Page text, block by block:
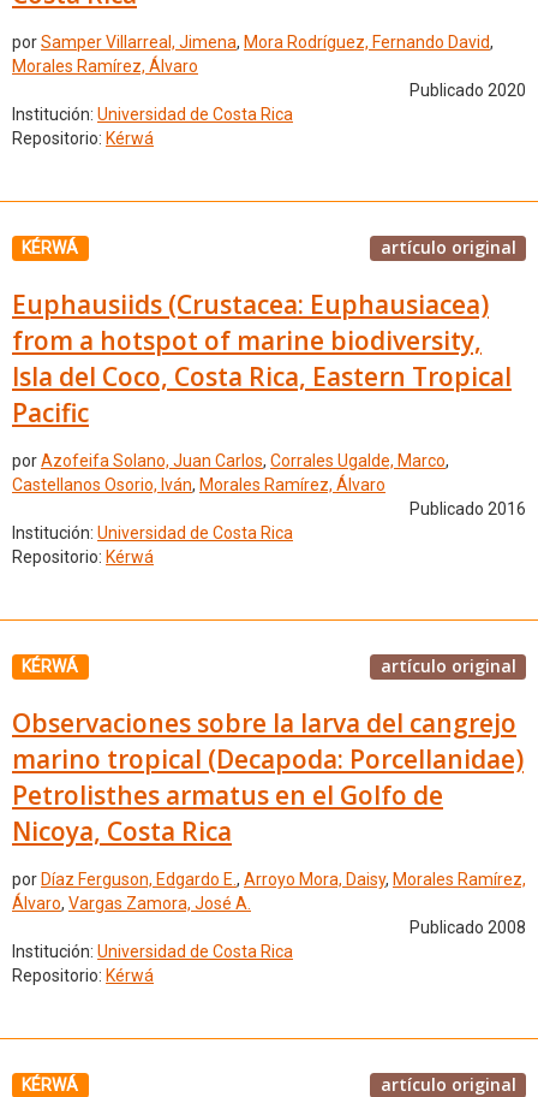
porSamper Villarreal, Jimena, Mora Rodríguez, Fernando David,
Morales Ramírez, Álvaro
Publicado 2020
Institución: Universidad de Costa Rica
Repositorio: Kérwá
KÉRWÁ artículo original
Euphausiids (Crustacea: Euphausiacea)
from a hotspot of marine biodiversity,
Isla del Coco, Costa Rica, Eastern Tropical
Pacific
porAzofeifa Solano, Juan Carlos, Corrales Ugalde, Marco,
Castellanos Osorio, Iván, Morales Ramírez, Álvaro
Publicado 2016
Institución: Universidad de Costa Rica
Repositorio: Kérwá
KÉRWÁ artículo original
Observaciones sobre la larva del cangrejo
marino tropical (Decapoda: Porcellanidae)
Petrolisthes armatus en el Golfo de
Nicoya, Costa Rica
por Díaz Ferguson, Edgardo E., Arroyo Mora, Daisy, Morales Ramírez,
Álvaro, Vargas Zamora, José A.
Publicado 2008
Institución: Universidad de Costa Rica
Repositorio: Kérwá
KÉRWÁ artículo original